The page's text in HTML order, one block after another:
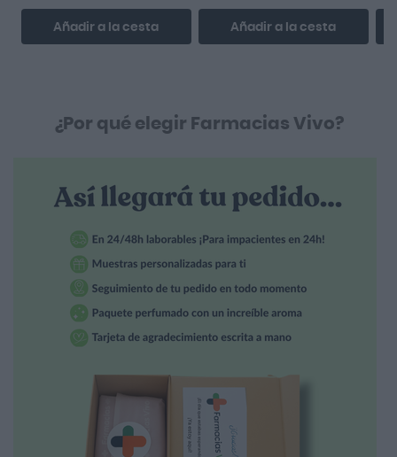
Añadir a la cesta Añadir a la cesta
¿Por qué elegir Farmacias Vivo?